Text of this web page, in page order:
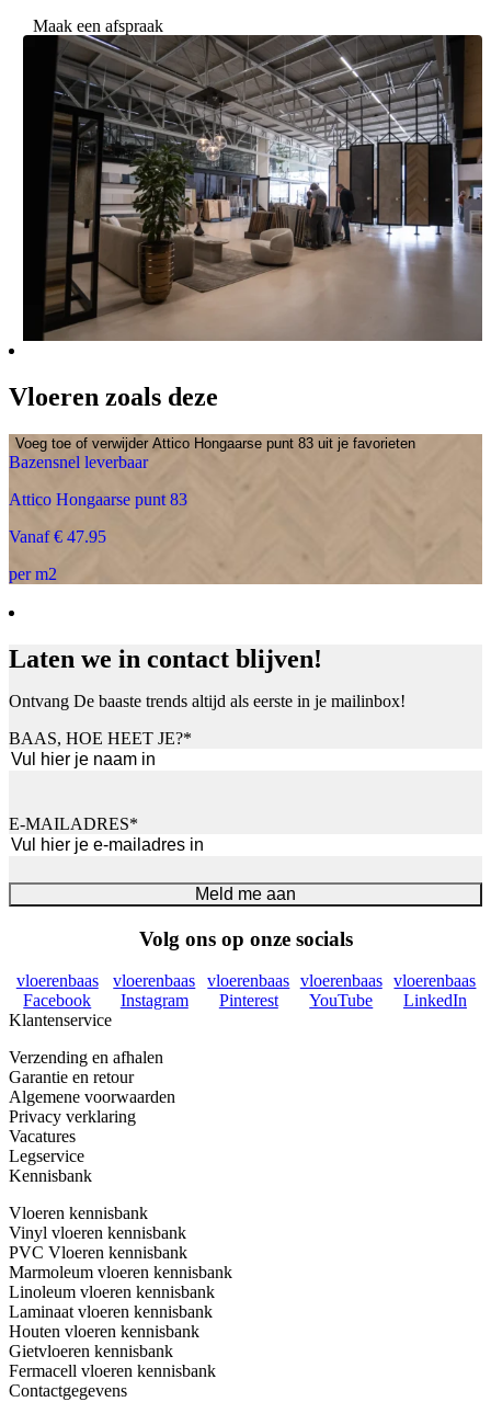
Maak een afspraak
Vloeren zoals deze
Voeg toe of verwijder Attico Hongaarse punt 83 uit je favorieten
Bazensnel leverbaar
Attico Hongaarse punt 83
Vanaf € 47.95
per m2
Laten we in contact blijven!
Ontvang De baaste trends altijd als eerste in je mailinbox!
BAAS, HOE HEET JE?*
E-MAILADRES*
Meld me aan
Volg ons op onze socials
vloerenbaas
Facebook
vloerenbaas
Instagram
vloerenbaas
Pinterest
vloerenbaas
YouTube
vloerenbaas
LinkedIn
Klantenservice
Verzending en afhalen
Garantie en retour
Algemene voorwaarden
Privacy verklaring
Vacatures
Legservice
Kennisbank
Vloeren kennisbank
Vinyl vloeren kennisbank
PVC Vloeren kennisbank
Marmoleum vloeren kennisbank
Linoleum vloeren kennisbank
Laminaat vloeren kennisbank
Houten vloeren kennisbank
Gietvloeren kennisbank
Fermacell vloeren kennisbank
Contactgegevens